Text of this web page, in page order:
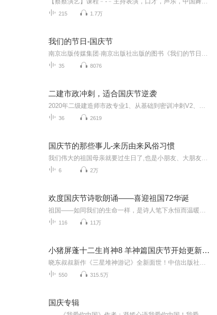
215 1.7万
我们的节日-国庆节
35 8076
二建市政冲刺，适合国庆节逆袭
36 2619
国庆节的那些事儿-来历由来风俗习惯
6 2万
欢度国庆节诗歌朗诵——喜迎祖国72华诞
116 11万
小猪屏蓬十二生肖神8 羊神篇国庆节开始更新啦！
550 315.5万
国庆专辑